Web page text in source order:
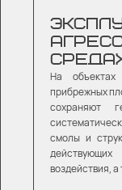
На объектах
прибрежных
сохраняют
смолы и
воздействия,